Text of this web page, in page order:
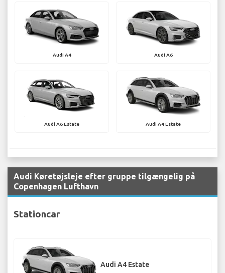
Audi A4 Audi A6
Audi A6 Estate Audi A4 Estate
Audi Køretøjsleje efter gruppe tilgængelig på
Copenhagen Lufthavn
Stationcar
Audi A4 Estate